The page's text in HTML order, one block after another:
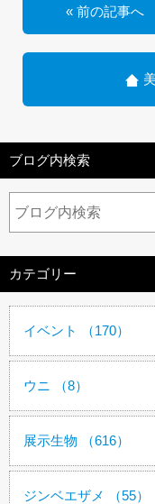
« 前の記事へ
ブログ内検索
カテゴリー
イベント （170）
ウニ （8）
展示生物 （616）
ジンベエザメ （55）